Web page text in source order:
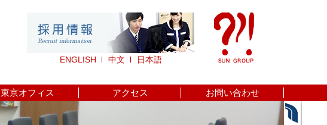
ENGLISH 中文 日本語
東京オフィス アクセス お問い合わせ